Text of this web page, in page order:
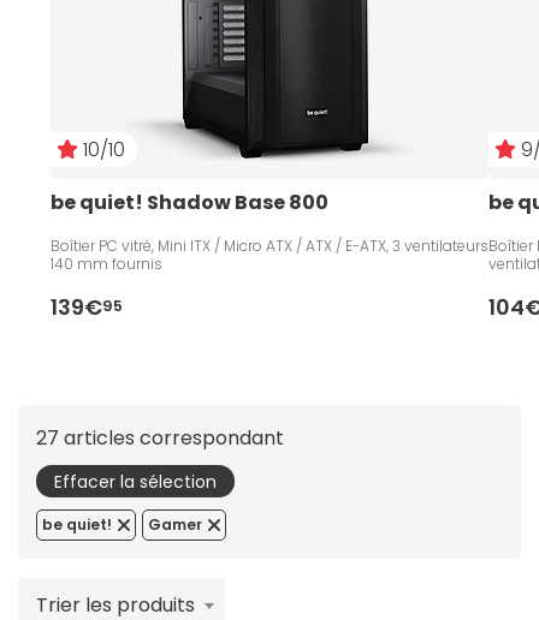
10/10
be quiet! Shadow Base 800
Boîtier PC vitré, Mini ITX / Micro ATX / ATX / E-ATX, 3 ventilateurs
140 mm fournis
139€95
be
Boîtier
27 articles correspondant
Effacer la sélection
be quiet! Gamer
Trier les produits